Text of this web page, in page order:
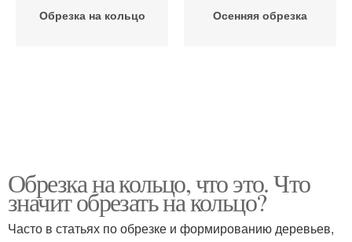
Обрезка на кольцо Осенняя обрезка
Обрезка на кольцо, что это. Что
значит обрезать на кольцо?
Часто в статьях по обрезке и формированию деревьев,